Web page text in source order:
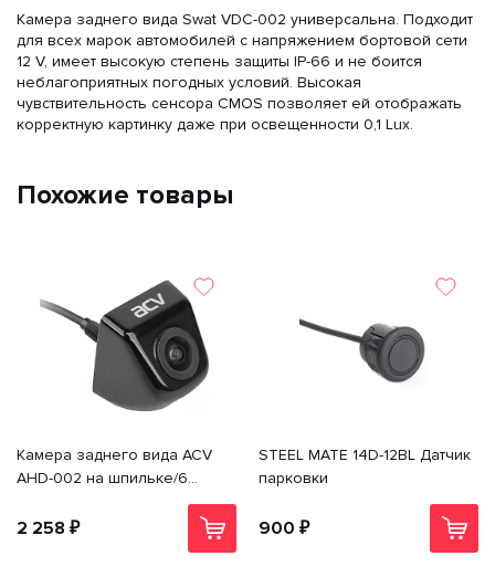
Камера заднего вида Swat VDC-002 универсальна. Подходит
для всех марок автомобилей с напряжением бортовой сети
12 V, имеет высокую степень защиты IP-66 и не боится
неблагоприятных погодных условий. Высокая
чувствительность сенсора CMOS позволяет ей отображать
корректную картинку даже при освещенности 0,1 Lux.
Похожие товары
Камера заднего вида ACV
AHD-002 на шпильке/6
парковочные линии
2 258 ₽
STEEL MATE 14D-12BL Датчик
парковки
900 ₽